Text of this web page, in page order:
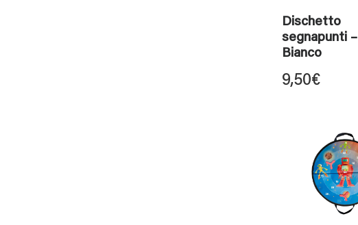
Dischetto
segnapunti –
Bianco
9,50€